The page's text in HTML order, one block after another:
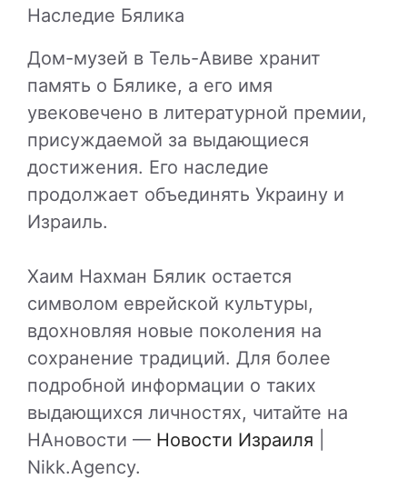
Наследие Бялика
Дом-музей в Тель-Авиве хранит
память о Бялике, а его имя
увековечено в литературной премии,
присуждаемой за выдающиеся
достижения. Его наследие
продолжает объединять Украину и
Израиль.
Хаим Нахман Бялик остается
символом еврейской культуры,
вдохновляя новые поколения на
сохранение традиций. Для более
подробной информации о таких
выдающихся личностях, читайте на
НАновости — Новости Израиля
Nikk.Agency.